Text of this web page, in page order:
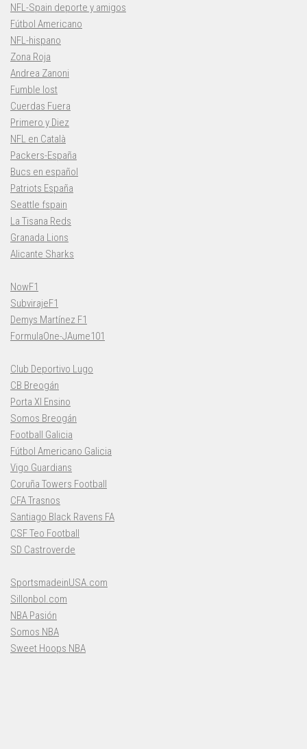
NFL-Spain deporte y amigos
Fútbol Americano
NFL-hispano
Zona Roja
Andrea Zanoni
Fumble lost
Cuerdas Fuera
Primero y Diez
NFL en Català
Packers-España
Bucs en español
Patriots España
Seattle fspain
La Tisana Reds
Granada Lions
Alicante Sharks
NowF1
SubvirajeF1
Demys Martínez F1
FormulaOne-JAume101
Club Deportivo Lugo
CB Breogán
Porta XI Ensino
Somos Breogán
Football Galicia
Fútbol Americano Galicia
Vigo Guardians
Coruña Towers Football
CFA Trasnos
Santiago Black Ravens FA
CSF Teo Football
SD Castroverde
SportsmadeinUSA.com
Sillonbol.com
NBA Pasión
Somos NBA
Sweet Hoops NBA